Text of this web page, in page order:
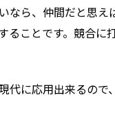
なら、仲間だと思
ることです。競合
代に応用出来るの